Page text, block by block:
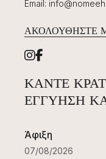
Email:
ΑΚΟΛΟΥΘΉΣΤΕ
ΚΆΝΤΕ
ΕΓΓΎΗΣΗ
Άφιξη